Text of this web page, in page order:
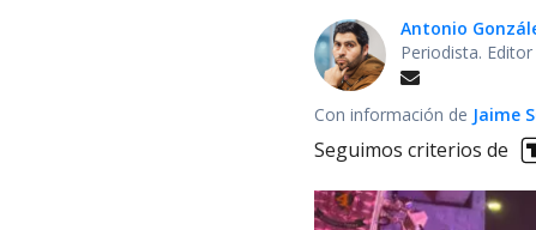
Antonio
Periodista.
Con información de Jaime
Seguimos criterios de